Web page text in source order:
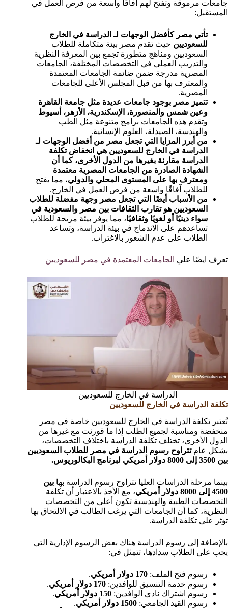
جامعات مرموقة وتفتح لهم آفاقًا واسعة من فرص العمل في
المستقبل:
تأتي مصر كأفضل الوجهات لـ الدراسة في الخارج
للسعوديين حيث تقدم مصر بيئة متكاملة للطلاب
السعوديين ومناهج متطورة تجمع بين المعرفة النظرية
والتدريب العملي في التخصصات المختلفة، الجامعات
المصرية مدرجة ضمن ضائمة الجامعات المعتمدة
والمعترف بها من قبل المجلس الأعلى للجامعات
المصرية.
تتميز مصر بوجود جامعات عديدة مثل جامعة القاهرة
وعين شمس والمنصورة، الإسكندرية، الأزهر، أسيوط
وتقدم هذه الجامعات برامج متنوعة مثل الطب
والهندسة، الصيدلة، العلوم الإنسانية.
من أبرز المزايا التي تجعل مصر من أفضل الوجهات لـ
الدراسة في الخارج للسعوديين هي انخفاض تكلفة
الدراسة مقارنة بغيرها من الدول الأخرى، كما أن
الشهادة الصادرة من الجامعات المصرية معتمدة
ومعترف بها على المستوى المحلي والدولي، مما يفتح
للطلاب آفاقًا واسعة من فرص العمل في الخارج.
من الأسباب أيضًا التي تجعل مصر وجهة مفضلة للطلاب
السعوديين هو تقارب الثقافات بين مصر والسعودية في
سواء دينيًا أو لغويًا وثقافيًا، مما يوفر بيئة مريحة للطلاب
تساعدهم على الاندماج في بيئة الدراسة، وتساعد
الطلاب على عدم الشعور بالاغتراب.
تعرف ايضًا علي الجامعات المعتمدة في مصر للسعوديين
الدراسة في الخارج للسعوديين
تكلفة الدراسة في الخارج للسعوديين
تُعتبر تكلفة الدراسة في الخارج للسعوديين خاصة في مصر
منخفضة ومناسبة لجميع الطلب إذا ما قورنت مع غيرها من
الدول الأخرى، تختلف تكلفة الدراسة باختلاف التخصصات،
بشكل عامتتراوح رسوم الدراسة في مصر للطلاب السعوديين
بين 3500 إلى 8000 دولار أمريكي لبرنامج البكالوريوس.
بينما مرحلة الدراسات العليا تتراوح رسوم الدراسة بها بين
4500 إلى 8000 دولار أمريكي
، مع الأخذ بالاعتبار أن تكلفة
التخصصات الطبية والهندسية تكون أعلى من التخصصات
النظرية، كما أن الجامعات التي يرغب الطالب في الالتحاق بها
تؤثر على تكلفة الدراسة.
بالإضافة إلى رسوم الدراسة هناك بعض الرسوم الإدارية التي
يجب على الطلاب سدادها، تتمثل في:
رسوم فتح الملف: 170 دولار أمريكي
.
رسوم خدمة التنسيق للوافدين: 170 دولار أمريكي
.
رسوم اشتراك نادي الوافدين: 150 دولار أمريكي
.
رسوم القيد الجامعي: 1500 دولار أمريكي .